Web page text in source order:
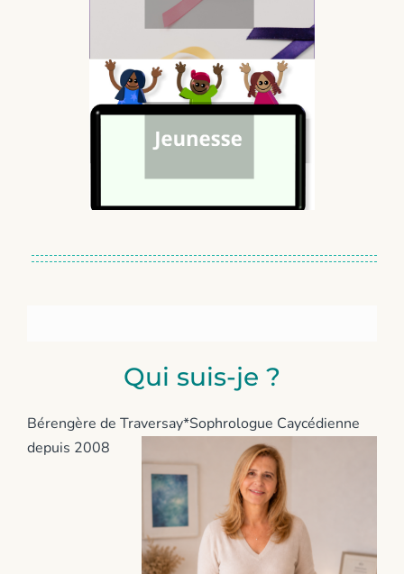
Qui suis-je ?
Bérengère de Traversay*Sophrologue Caycédienne
depuis 2008